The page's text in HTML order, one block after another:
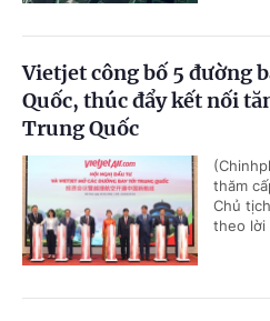
Vietjet công bố 5 đường
Quốc, thúc đẩy kết nối
Trung Quốc
thăm
Chủ
theo lời